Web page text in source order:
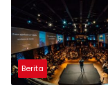
Berita